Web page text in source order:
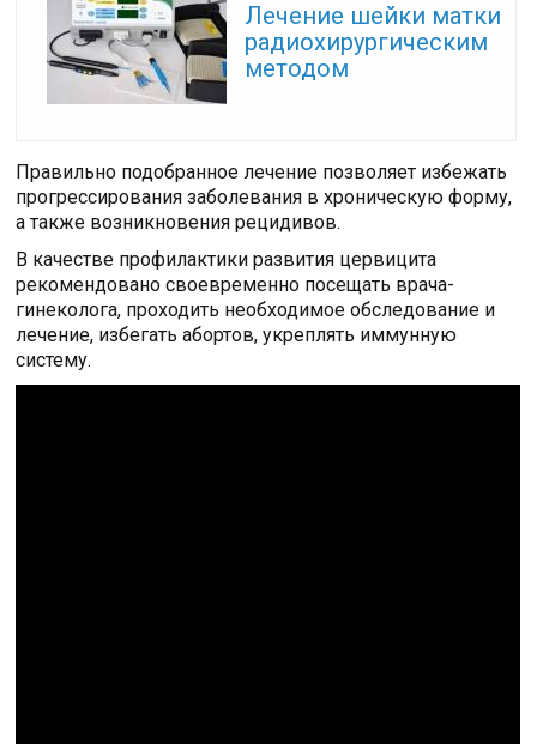
Лечение шейки матки
радиохирургическим
методом
Правильно подобранное лечение позволяет избежать
прогрессирования заболевания в хроническую форму,
а также возникновения рецидивов.
В качестве профилактики развития цервицита
рекомендовано своевременно посещать врача-
гинеколога, проходить необходимое обследование и
лечение, избегать абортов, укреплять иммунную
систему.